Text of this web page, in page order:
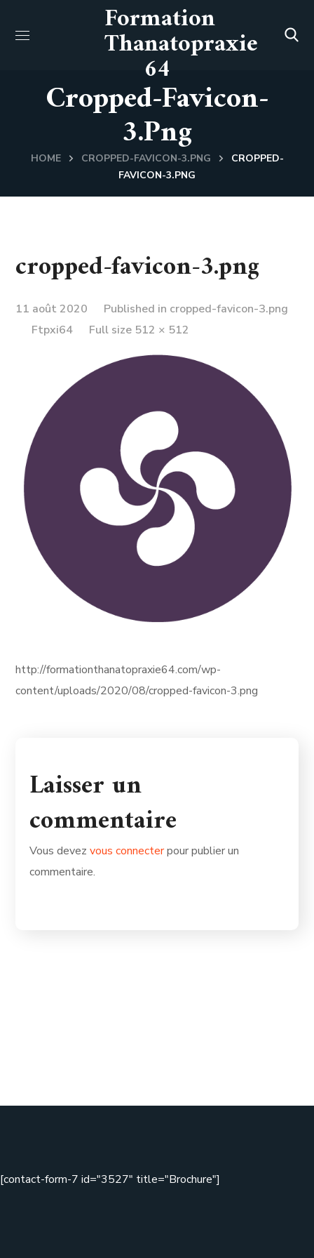
Formation
Thanatopraxie
64
Cropped-Favicon-
3.png
HOME CROPPED-FAVICON-3.PNG
CROPPED-
FAVICON-3.PNG
cropped-favicon-3.png
11 août 2020 Published in cropped-favicon-3.png
Ftpxi64
Full
Full size 512 × 512
http://formationthanatopraxie64.com/wp-
content/uploads/2020/08/cropped-favicon-3.png
Laisser un
commentaire
Vous devezvous connecterpour publier un
commentaire.
[contact-form-7 id="3527" title="Brochure"]